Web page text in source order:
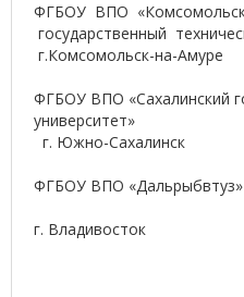
ФГБОУ ВПО
государственный
г.Комсомольск-на-Амуре
ФГБОУ ВПО «Сахалинский
университет»
г. Южно-Сахалинск
ФГБОУ ВПО «Дальрыбвтуз»
г. Владивосток